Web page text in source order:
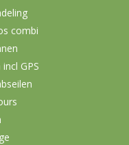
combi
GPS